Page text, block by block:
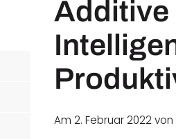
Additive
Am 2. Februar 2022 von